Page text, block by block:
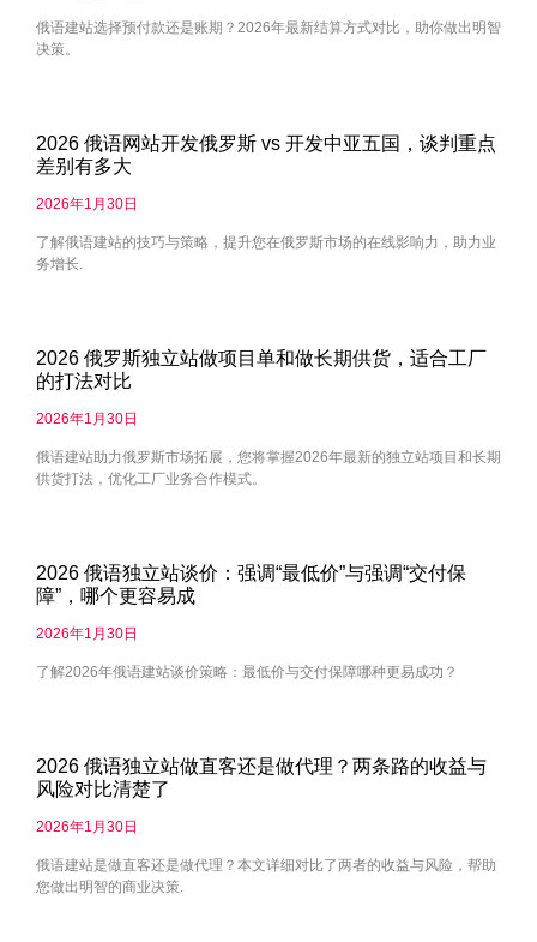
俄语建站选择预付款还是账期？2026年最新结算方式对比，助你做出明智
决策。
2026 俄语网站开发俄罗斯 vs 开发中亚五国，谈判重点
差别有多大
2026年1月30日
了解俄语建站的技巧与策略，提升您在俄罗斯市场的在线影响力，助力业
务增长.
2026 俄罗斯独立站做项目单和做长期供货，适合工厂
的打法对比
2026年1月30日
俄语建站助力俄罗斯市场拓展，您将掌握2026年最新的独立站项目和长期
供货打法，优化工厂业务合作模式。
2026 俄语独立站谈价：强调“最低价”与强调“交付保
障”，哪个更容易成
2026年1月30日
了解2026年俄语建站谈价策略：最低价与交付保障哪种更易成功？
2026 俄语独立站做直客还是做代理？两条路的收益与
风险对比清楚了
2026年1月30日
俄语建站是做直客还是做代理？本文详细对比了两者的收益与风险，帮助
您做出明智的商业决策.